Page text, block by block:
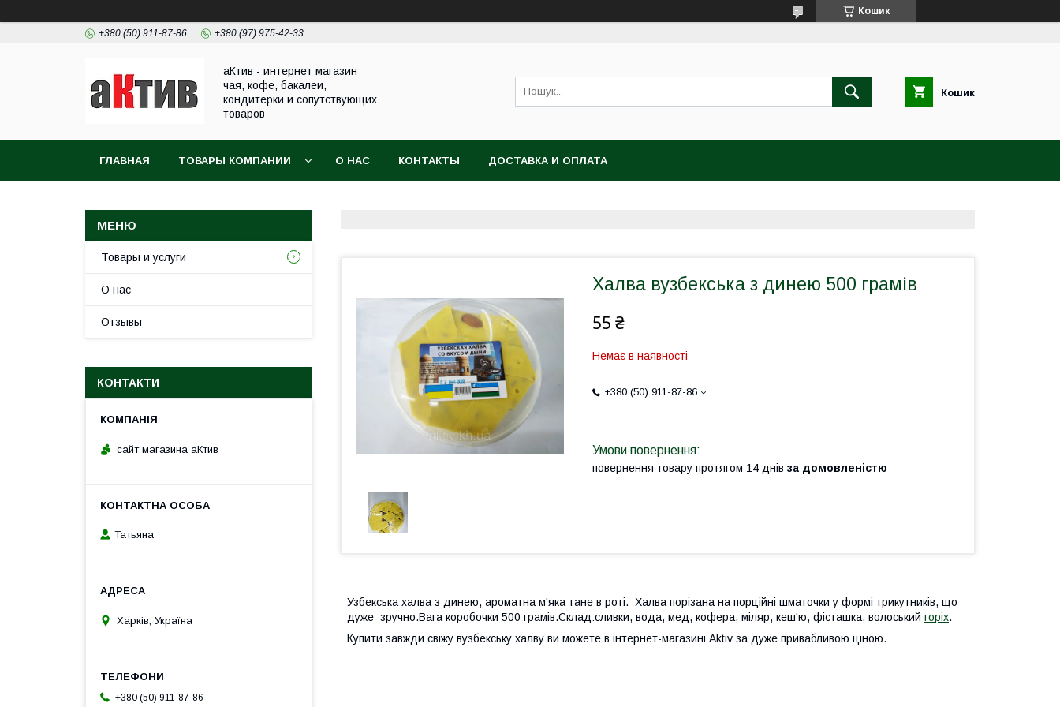
Кошик
+380 (50) 911-87-86 +380 (97) 975-42-33
аКтив - интернет магазин
чая, кофе, бакалеи,
кондитерки и сопутствующих
товаров
Кошик
ГЛАВНАЯ ТОВАРЫ КОМПАНИИ О НАС КОНТАКТЫ ДОСТАВКА И ОПЛАТА
Халва вузбекська з динею 500 грамів
55 ₴
Немає в наявності
+380 (50) 911-87-86
повернення товару протягом 14 днів за домовленістю
Узбекська халва з динею, ароматна м'яка тане в роті. Халва порізана на порційні шматочки у формі трикутників, що
дуже зручно.Вага коробочки 500 грамів.Склад:сливки, вода, мед, кофера, міляр, кеш'ю, фісташка, волоський горіх.
Купити завжди свіжу вузбекську халву ви можете в інтернет-магазині Aktiv за дуже привабливою ціною.
Товары и услуги
О нас
Отзывы
КОНТАКТИ
сайт магазина аКтив
Татьяна
Харків, Україна
+380 (50) 911-87-86